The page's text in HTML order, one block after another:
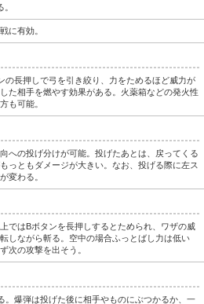
に有効。
の長押しで弓を引き絞り、力をためるほど威力が
た相手を燃やす効果がある。火薬箱などの発火性
も可能。
への投げ分けが可能。投げたあとは、戻ってくる
っともダメージが大きい。なお、投げる際に左ス
変わる。
ではBボタンを長押しするとためられ、ワザの威
しながら斬る。空中の場合ふっとばし力は低い
次の攻撃を出そう。
。爆弾は投げた後に相手やものにぶつかるか、一